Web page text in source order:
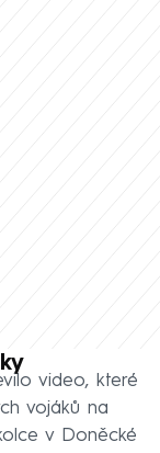
video, které
vojáků na
v Doněcké